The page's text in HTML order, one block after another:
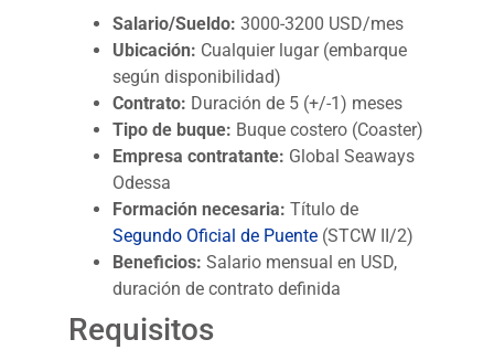
Salario/Sueldo: 3000-3200 USD/mes
Ubicación: Cualquier lugar (embarque
según disponibilidad)
Contrato: Duración de 5 (+/-1) meses
Tipo de buque: Buque costero (Coaster)
Empresa contratante: Global Seaways
Odessa
Formación necesaria: Título de
Segundo Oficial de Puente (STCW II/2)
Beneficios: Salario mensual en USD,
duración de contrato definida
Requisitos